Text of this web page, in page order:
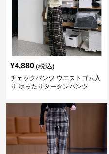
¥4,880 (税込)
チェックパンツ ウエストゴム入
り ゆったりタータンパンツ